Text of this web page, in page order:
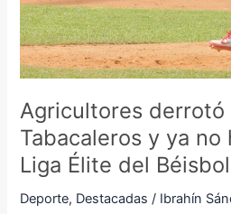
Agricultores derrotó
Tabacaleros y ya
Liga Élite del
Deporte, Destacadas / Ibrahín
no
hay
invicto
en
Liga
Élite
del
Béisbol
Cubano